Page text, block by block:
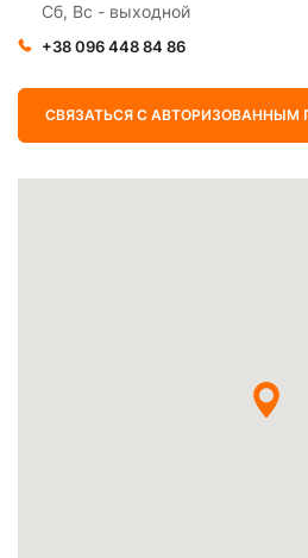
Сб, Вс - выходной
+38 096 448 84 86
СВЯЗАТЬСЯ С АВТОРИЗОВАННЫМ